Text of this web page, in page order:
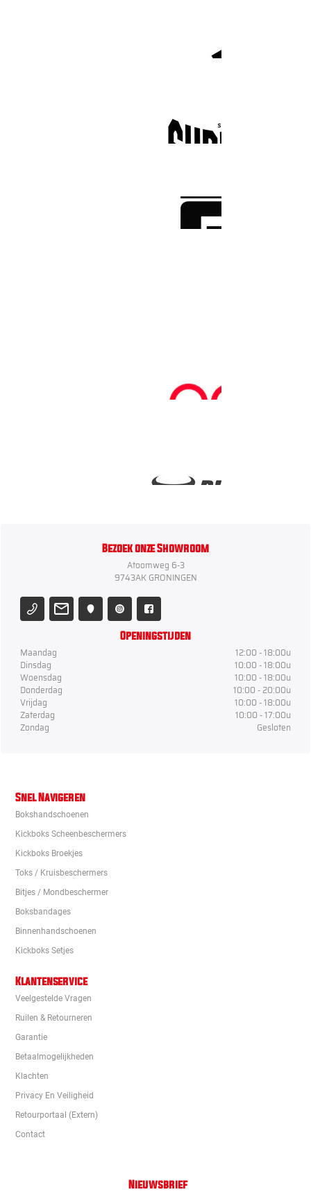
Bezoek onze Showroom
Atoomweg 6-3
9743AK GRONINGEN
Openingstijden
Maandag
12:00 - 18:00u
Dinsdag
10:00 - 18:00u
Woensdag
10:00 - 18:00u
Donderdag
10:00 - 20:00u
Vrijdag
10:00 - 18:00u
Zaterdag
10:00 - 17:00u
Zondag
Gesloten
Snel Navigeren
Bokshandschoenen
Kickboks Scheenbeschermers
Kickboks Broekjes
Toks / Kruisbeschermers
Bitjes / Mondbeschermer
Boksbandages
Binnenhandschoenen
Kickboks Setjes
Klantenservice
Veelgestelde Vragen
Ruilen & Retourneren
Garantie
Betaalmogelijkheden
Klachten
Privacy En Veiligheid
Retourportaal (extern)
Contact
Nieuwsbrief